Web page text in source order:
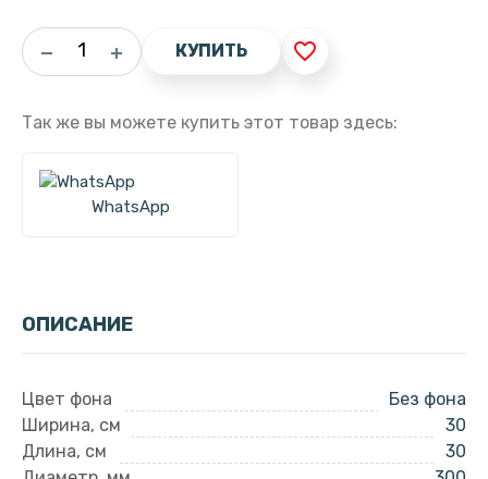
КУПИТЬ favorite_border
Так же вы можете купить этот товар здесь:
WhatsApp
ОПИСАНИЕ
Цвет фона
Без фона
Ширина, см
30
Длина, см
30